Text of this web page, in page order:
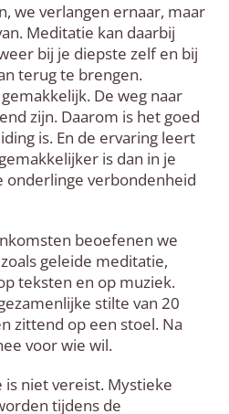
we verlangen ernaar, maar
Meditatie kan daarbij
bij je diepste zelf en bij
terug te brengen.
De weg naar
zijn. Daarom is het goed
is. En de ervaring leert
is dan in je
onderlinge verbondenheid
beoefenen we
geleide meditatie,
teksten en op muziek.
stilte van 20
zittend op een stoel. Na
voor wie wil.
niet vereist. Mystieke
tijdens de